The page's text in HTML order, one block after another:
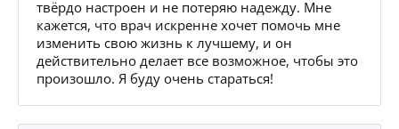
твёрдо настроен и не потеряю надежду. Мне
кажется, что врач искренне хочет помочь мне
изменить свою жизнь к лучшему, и он
действительно делает все возможное, чтобы это
произошло. Я буду очень стараться!